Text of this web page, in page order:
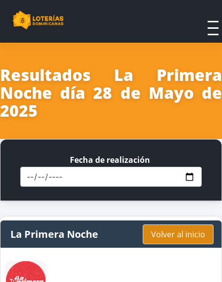
Resultados La Primera
Noche día 28 de Mayo de
2025
Fecha de realización
La Primera Noche Volver al inicio